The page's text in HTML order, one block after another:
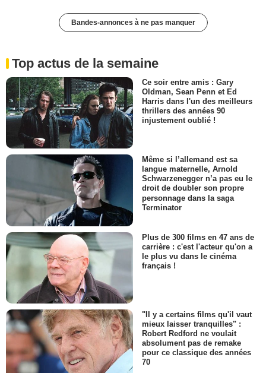
Bandes-annonces à ne pas manquer
Top actus de la semaine
Ce soir entre amis : Gary
Oldman, Sean Penn et Ed
Harris dans l'un des meilleurs
thrillers des années 90
injustement oublié !
Même si l’allemand est sa
langue maternelle, Arnold
Schwarzenegger n’a pas eu le
droit de doubler son propre
personnage dans la saga
Terminator
Plus de 300 films en 47 ans de
carrière : c'est l'acteur qu'on a
le plus vu dans le cinéma
français !
"Il y a certains films qu'il vaut
mieux laisser tranquilles" :
Robert Redford ne voulait
absolument pas de remake
pour ce classique des années
70